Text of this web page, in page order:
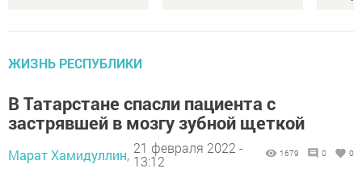
ЖИЗНЬ РЕСПУБЛИКИ
В Татарстане спасли пациента с
застрявшей в мозгу зубной щеткой
Марат Хамидуллин, 21 февраля 2022 -
13:12
1679 0 0